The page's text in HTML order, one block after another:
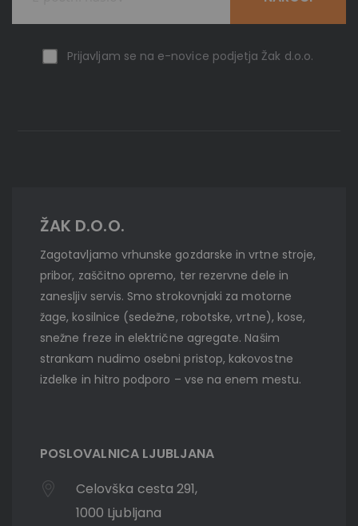
Prijavljam se na e-novice podjetja Žak d.o.o.
ŽAK D.O.O.
Zagotavljamo vrhunske gozdarske in vrtne stroje,
pribor, zaščitno opremo, ter rezervne dele in
zanesljiv servis. Smo strokovnjaki za motorne
žage, kosilnice (sedežne, robotske, vrtne), kose,
snežne freze in električne agregate. Našim
strankam nudimo osebni pristop, kakovostne
izdelke in hitro podporo – vse na enem mestu.
POSLOVALNICA LJUBLJANA
Celovška cesta 291,
1000 Ljubljana